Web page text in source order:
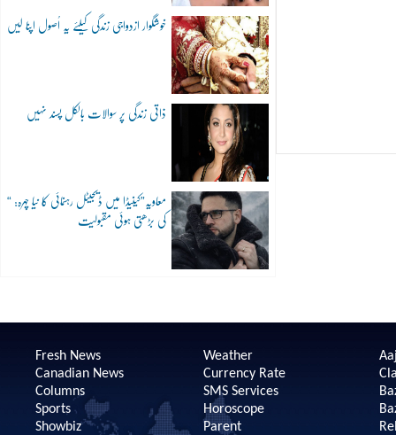
خوشگوار ازدواجی زندگی کیلئے یہ اُصول اپنا لیں
ذاتی زندگی پر سوالات بالکل پسند نہیں
“معاویہ”کینیڈا میں ڈیجیٹل رہنمائی کا نیا چہرہ:
کی بڑھتی ہوئی مقبولیت
Fresh News
Canadian News
Columns
Sports
Showbiz
Weather
Currency Rate
SMS Services
Horoscope
Parent